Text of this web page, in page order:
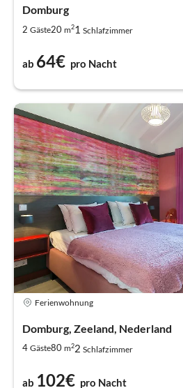
Domburg
2 Gäste20 m21 Schlafzimmer
ab 64€ pro Nacht
Ferienwohnung
Domburg, Zeeland, Nederland
4 Gäste80 m22 Schlafzimmer
ab 102€ pro Nacht